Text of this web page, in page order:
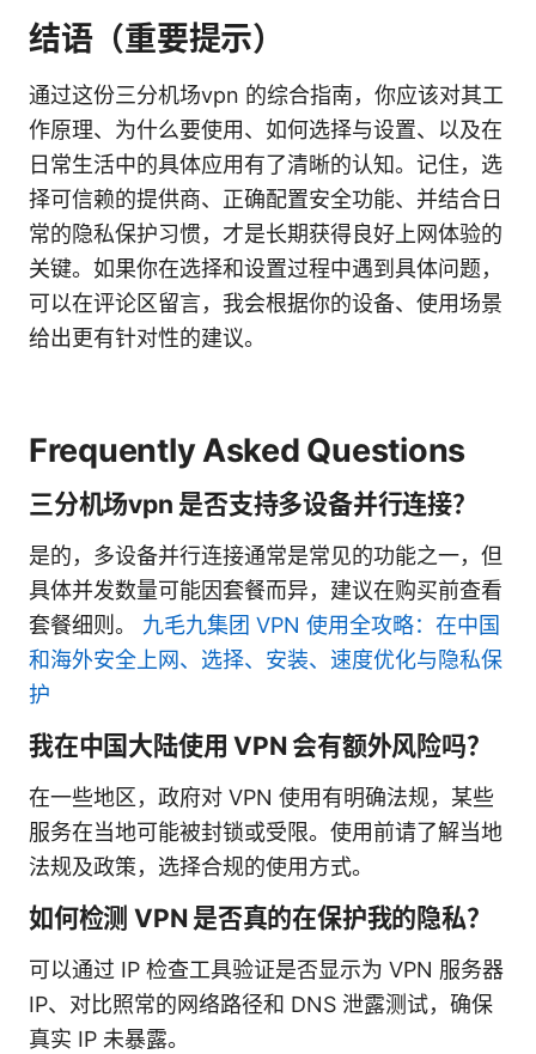
结语（重要提示）
通过这份三分机场vpn 的综合指南，你应该对其工
作原理、为什么要使用、如何选择与设置、以及在
日常生活中的具体应用有了清晰的认知。记住，选
择可信赖的提供商、正确配置安全功能、并结合日
常的隐私保护习惯，才是长期获得良好上网体验的
关键。如果你在选择和设置过程中遇到具体问题，
可以在评论区留言，我会根据你的设备、使用场景
给出更有针对性的建议。
Frequently Asked Questions
三分机场vpn 是否支持多设备并行连接？
是的，多设备并行连接通常是常见的功能之一，但
具体并发数量可能因套餐而异，建议在购买前查看
套餐细则。 九毛九集团 VPN 使用全攻略：在中国
和海外安全上网、选择、安装、速度优化与隐私保
护
我在中国大陆使用 VPN 会有额外风险吗？
在一些地区，政府对 VPN 使用有明确法规，某些
服务在当地可能被封锁或受限。使用前请了解当地
法规及政策，选择合规的使用方式。
如何检测 VPN 是否真的在保护我的隐私？
可以通过 IP 检查工具验证是否显示为 VPN 服务器
IP、对比照常的网络路径和 DNS 泄露测试，确保
真实 IP 未暴露。